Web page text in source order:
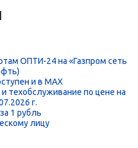
ОПТИ-24 на «Газпром сеть
и в MAX
техобслуживание по цене на
г.
1 рубль
лицу